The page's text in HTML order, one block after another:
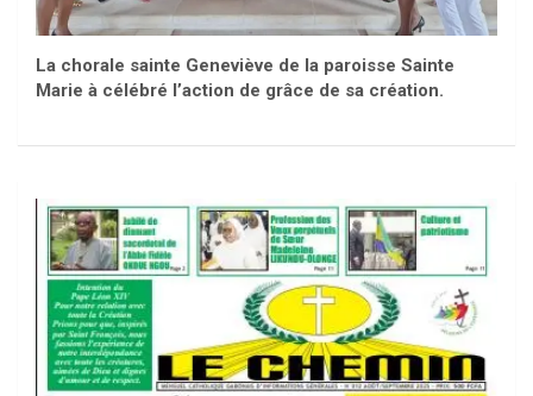
La chorale sainte Geneviève de la paroisse Sainte
Marie à célébré l’action de grâce de sa création.